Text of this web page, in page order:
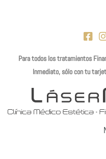
Para todos los tratamientos
Inmediato, sólo con tu